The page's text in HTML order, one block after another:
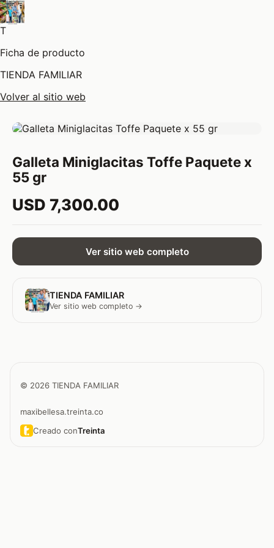
T
Ficha de producto
TIENDA FAMILIAR
Volver al sitio web
Galleta Miniglacitas Toffe Paquete x
55 gr
USD 7,300.00
Ver sitio web completo
TIENDA FAMILIAR
Ver sitio web completo →
© 2026 TIENDA FAMILIAR
maxibellesa.treinta.co
Creado conTreinta